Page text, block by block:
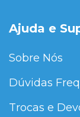
Ajuda e
Sobre Nós
Dúvidas
Trocas e